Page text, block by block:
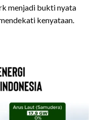
menjadi bukti nyata
kenyataan.